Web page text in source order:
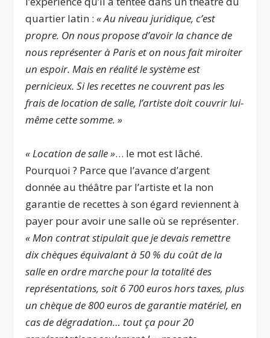
quartier latin :« Au niveau juridique, c’est
propre. On nous propose d’avoir la chance de
nous représenter à Paris et on nous fait miroiter
un espoir. Mais en réalité le système est
pernicieux. Si les recettes ne couvrent pas les
frais de location de salle, l’artiste doit couvrir lui-
même cette somme. »
« Location de salle »… le mot est lâché.
Pourquoi ? Parce que l’avance d’argent
donnée au théâtre par l’artiste et la non
garantie de recettes à son égard reviennent à
payer pour avoir une salle où se représenter.
« Mon contrat stipulait que je devais remettre
dix chèques équivalant à 50 % du coût de la
salle en ordre marche pour la totalité des
représentations, soit 6 700 euros hors taxes, plus
un chèque de 800 euros de garantie matériel, en
cas de dégradation… tout ça pour 20